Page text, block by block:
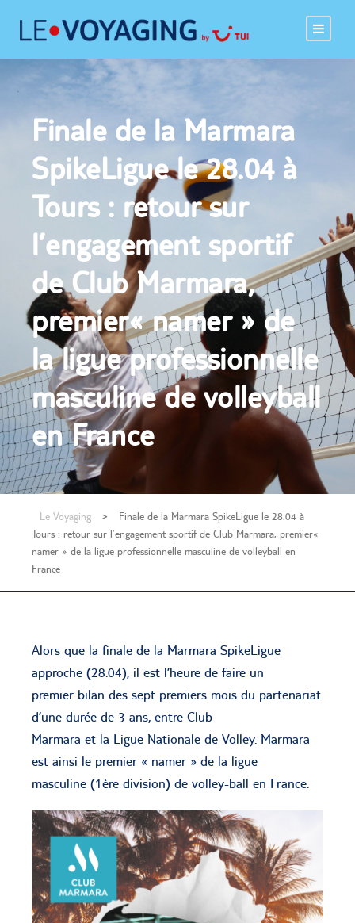
Finale de la Marmara
SpikeLigue le 28.04 à
Tours : retour sur
l’engagement sportif
de Club Marmara,
premier« namer » de
la ligue professionnelle
masculine de volleyball
en France
Le Voyaging >
Finale de la Marmara SpikeLigue le 28.04 à
Tours : retour sur l’engagement sportif de Club Marmara, premier«
namer » de la ligue professionnelle masculine de volleyball en
France
Alors que la finale de la Marmara SpikeLigue
approche (28.04), il est l’heure de faire un
premier bilan des sept premiers mois du partenariat
d’une durée de 3 ans, entre Club
Marmara et la Ligue Nationale de Volley. Marmara
est ainsi le premier « namer » de la ligue
masculine (1ère division) de volley-ball en France.